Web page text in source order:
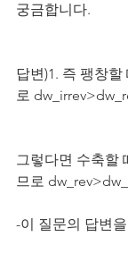
궁금합니다.
답변)1. 즉 팽창
로
그렇다면 수축할
므로
-이 질문의 답변